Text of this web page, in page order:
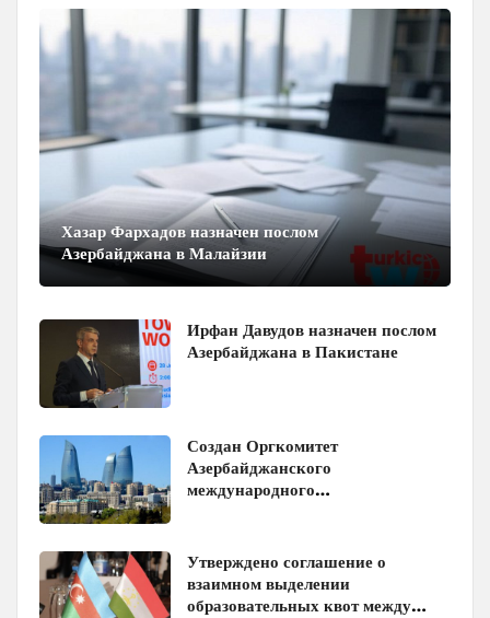
Хазар Фархадов назначен послом
Азербайджана в Малайзии
Ирфан Давудов назначен послом
Азербайджана в Пакистане
Создан Оргкомитет
Азербайджанского
международного
Утверждено соглашение о
взаимном выделении
образовательных квот между